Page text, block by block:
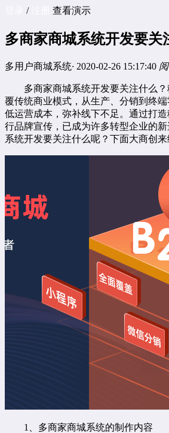
/注册 查看演示
多商家商城系统开发要关
多用户商城系统· 2020-02-26 15:17:40
多商家商城系统开发要关注什么
覆传统商业模式，从生产、分销到终
低运营成本，弥补线下不足。通过打
行品牌宣传，已成为许多转型企业的
系统开发要关注什么呢？下面大商创来
1、多商家商城系统的制作内容